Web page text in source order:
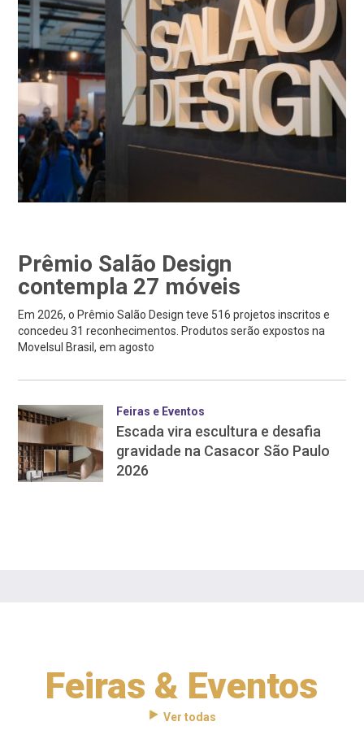
Prêmio Salão Design
contempla 27 móveis
Em 2026, o Prêmio Salão Design teve 516 projetos inscritos e
concedeu 31 reconhecimentos. Produtos serão expostos na
Movelsul Brasil, em agosto
Feiras e Eventos
Escada vira escultura e desafia
gravidade na Casacor São Paulo
2026
Feiras & Eventos
Ver todas